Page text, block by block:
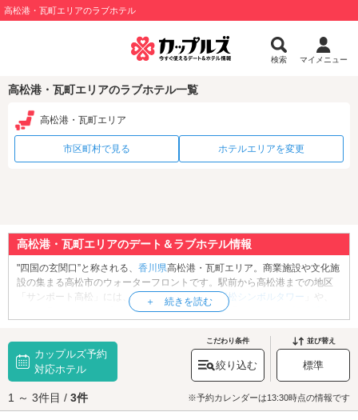
高松港・瓦町エリアのラブホテル
検索 マイメニュー
高松港・瓦町エリアのラブホテル一覧
高松港・瓦町エリア
市区町村で見る ホテルエリアを変更
高松港・瓦町エリアのデート＆ラブホテル情報
"四国の玄関口”と称される、 香川県高松港・瓦町エリア。商業施設や文化施
設の集まる高松市のウォーターフロントです。駅前から高松港までの地区
「サンポート高松」には、四国一高い建築物「
高松シンボルタワー 」や、
レストラン・ショップが集うショッピングモール「
くと、ガラス製の珍しい赤い灯台が立っています。昼間は愛らしく、また
夜景に浮かぶ幻想的でロマンティックなその姿から、”恋する灯台”と呼ばれ
ており、カップルの間でも話題だそうですよ♪港から市街地へ向かうと見え
てくるのが「高松城跡」。日本三大水城に数えられ、お堀には瀬戸内海の
海水が流れ込んでいます。そのため、お堀には海の魚も泳いでおり、鯛の
餌やり体験もできちゃうんです！天守は現存していませんが、天守台や月
カップルズ予約
対応ホテル
こだわり条件
絞り込む
並び替え
標準
1 ～ 3件目 / 3件 ※予約カレンダーは13:30時点の情報です